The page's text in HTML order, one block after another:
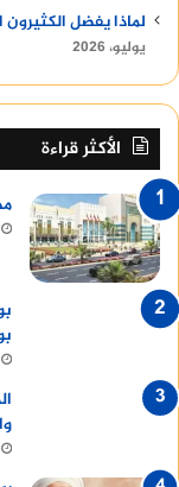
لماذا يفضل
يوليو، 2026
الأكثر قراءة